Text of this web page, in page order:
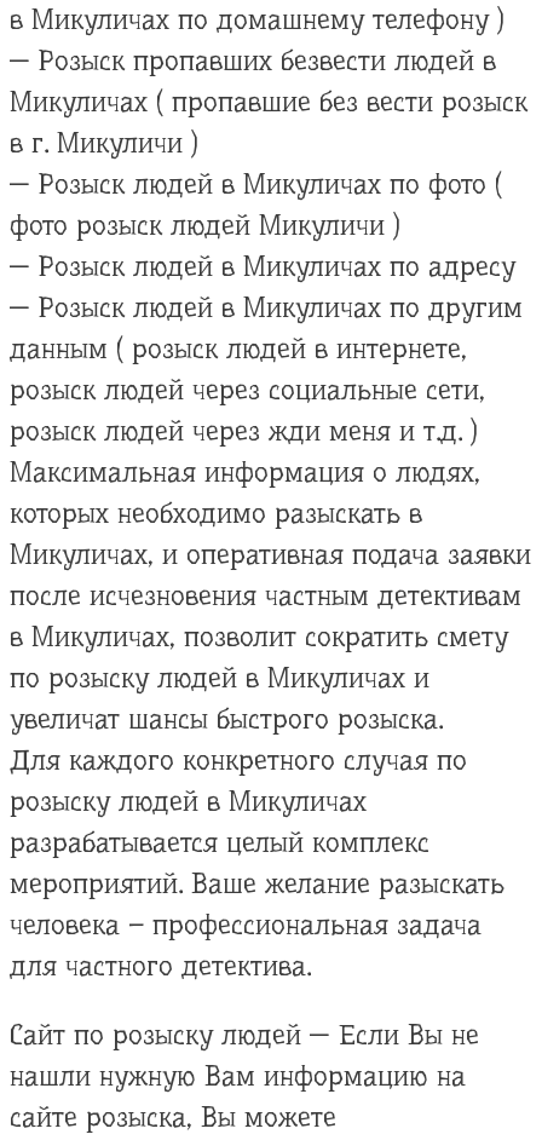
в Микуличах по домашнему телефону )
— Розыск пропавших безвести людей в
Микуличах ( пропавшие без вести розыск
в г. Микуличи )
— Розыск людей в Микуличах по фото (
фото розыск людей Микуличи )
— Розыск людей в Микуличах по адресу
— Розыск людей в Микуличах по другим
данным ( розыск людей в интернете,
розыск людей через социальные сети,
розыск людей через жди меня и т.д. )
Максимальная информация о людях,
которых необходимо разыскать в
Микуличах, и оперативная подача заявки
после исчезновения частным детективам
в Микуличах, позволит сократить смету
по розыску людей в Микуличах и
увеличат шансы быстрого розыска.
Для каждого конкретного случая по
розыску людей в Микуличах
разрабатывается целый комплекс
мероприятий. Ваше желание разыскать
человека – профессиональная задача
для частного детектива.
Сайт по розыску людей — Если Вы не
нашли нужную Вам информацию на
сайте розыска, Вы можете